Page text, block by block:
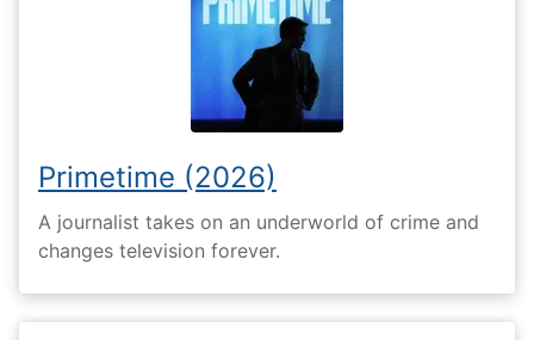
Primetime (2026)
A journalist takes on an underworld of crime and
changes television forever.